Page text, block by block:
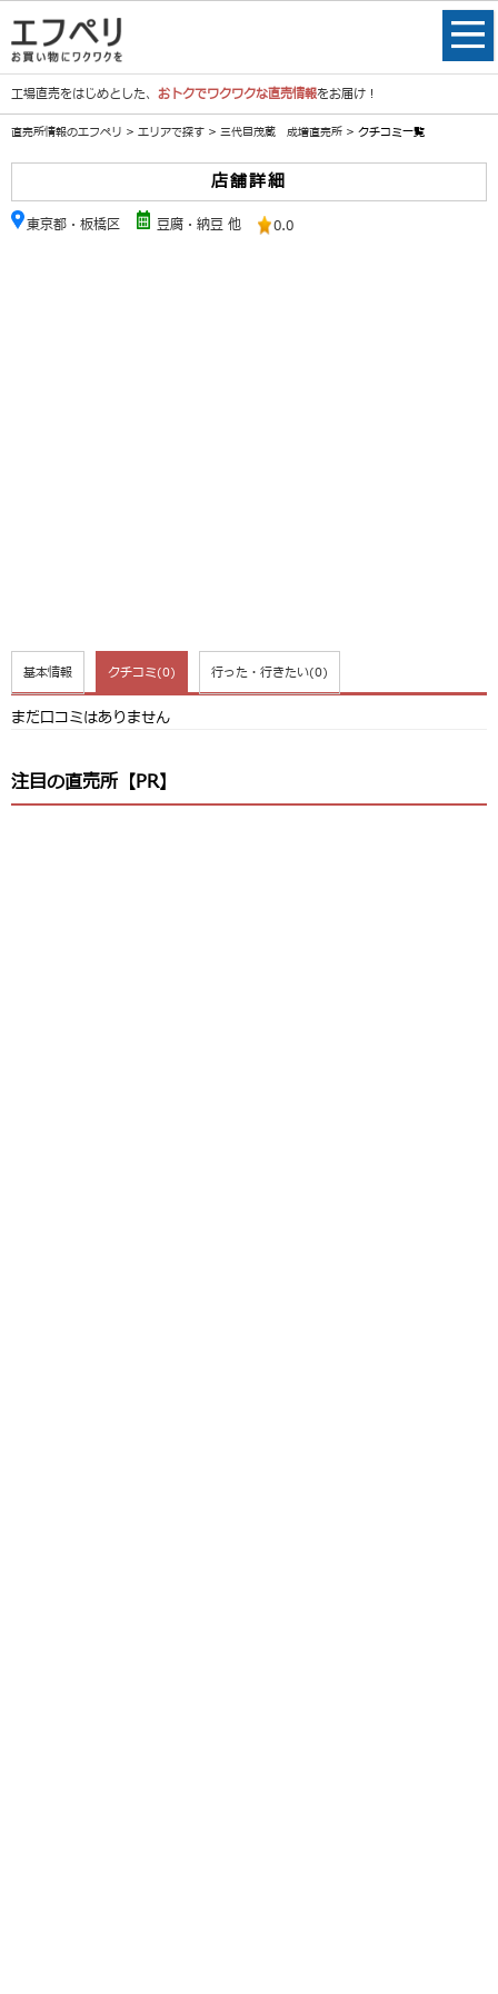
工場直売をはじめとした、 おトクでワクワクな直売情報をお届け！
直売所情報のエフペリ > エリアで探す > 三代目茂蔵 成増直売所 > クチコミ一覧
店舗詳細
東京都・板橋区 豆腐・納豆 他 0.0
基本情報 クチコミ(0) 行った・行きたい(0)
まだ口コミはありません
注目の直売所【PR】